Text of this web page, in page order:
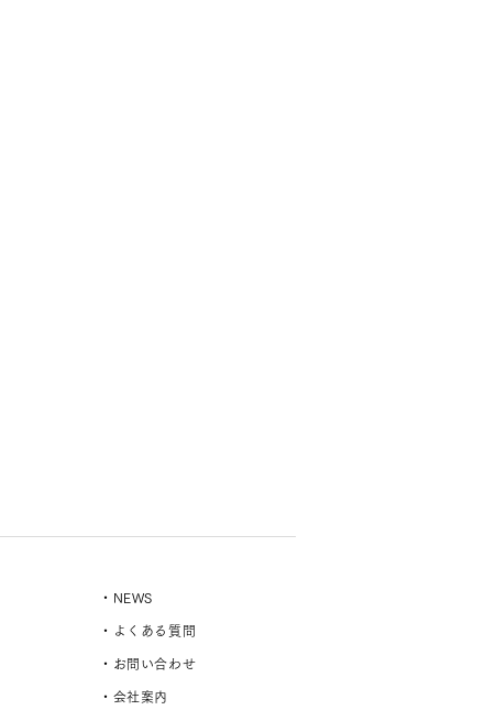
・NEWS
・よくある質問
・お問い合わせ
・会社案内